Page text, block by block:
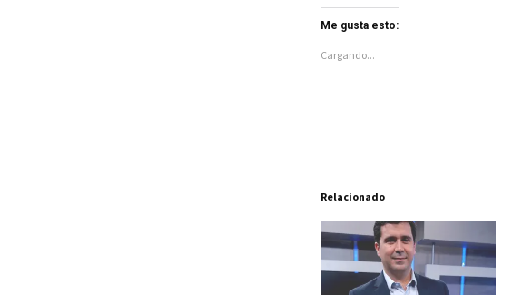
Me gusta esto:
Cargando...
Relacionado